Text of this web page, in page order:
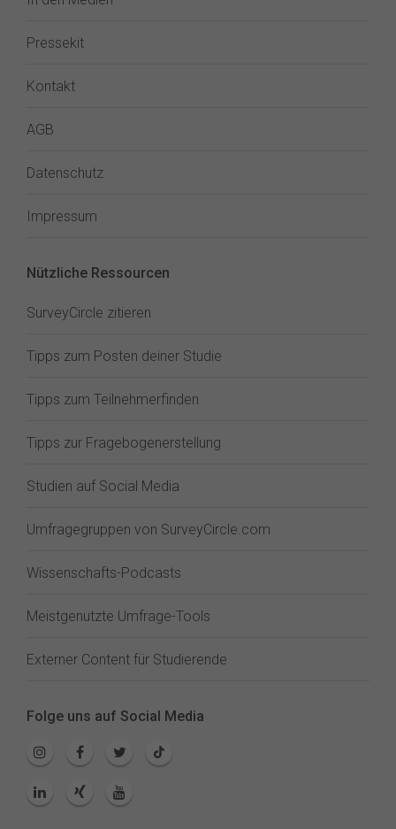
Pressekit
Kontakt
AGB
Datenschutz
Impressum
Nützliche Ressourcen
SurveyCircle zitieren
Tipps zum Posten deiner Studie
Tipps zum Teilnehmerfinden
Tipps zur Fragebogenerstellung
Studien auf Social Media
Umfragegruppen von SurveyCircle.com
Wissenschafts-Podcasts
Meistgenutzte Umfrage-Tools
Externer Content für Studierende
Folge uns auf Social Media